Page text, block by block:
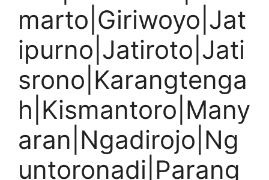
marto|Giriwoyo|Jat
ipurno|Jatiroto|Jati
srono|Karangtenga
h|Kismantoro|Many
aran|Ngadirojo|Ng
untoronadi|Parang